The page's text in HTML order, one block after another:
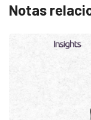
Notas